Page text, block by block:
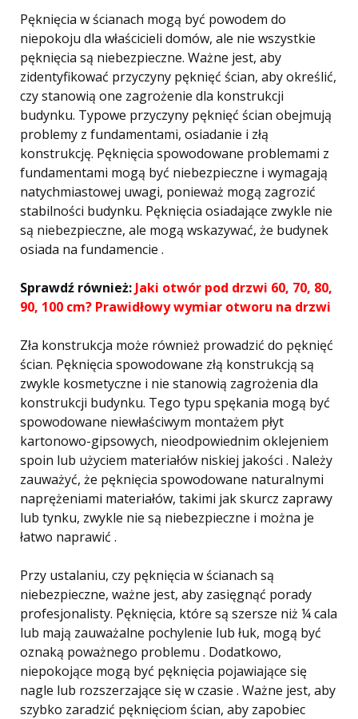
Pęknięcia w ścianach mogą być powodem do
niepokoju dla właścicieli domów, ale nie wszystkie
pęknięcia są niebezpieczne. Ważne jest, aby
zidentyfikować przyczyny pęknięć ścian, aby określić,
czy stanowią one zagrożenie dla konstrukcji
budynku. Typowe przyczyny pęknięć ścian obejmują
problemy z fundamentami, osiadanie i złą
konstrukcję. Pęknięcia spowodowane problemami z
fundamentami mogą być niebezpieczne i wymagają
natychmiastowej uwagi, ponieważ mogą zagrozić
stabilności budynku. Pęknięcia osiadające zwykle nie
są niebezpieczne, ale mogą wskazywać, że budynek
osiada na fundamencie .
Sprawdź również: Jaki otwór pod drzwi 60, 70, 80,
90, 100 cm? Prawidłowy wymiar otworu na drzwi
Zła konstrukcja może również prowadzić do pęknięć
ścian. Pęknięcia spowodowane złą konstrukcją są
zwykle kosmetyczne i nie stanowią zagrożenia dla
konstrukcji budynku. Tego typu spękania mogą być
spowodowane niewłaściwym montażem płyt
kartonowo-gipsowych, nieodpowiednim oklejeniem
spoin lub użyciem materiałów niskiej jakości . Należy
zauważyć, że pęknięcia spowodowane naturalnymi
naprężeniami materiałów, takimi jak skurcz zaprawy
lub tynku, zwykle nie są niebezpieczne i można je
łatwo naprawić .
Przy ustalaniu, czy pęknięcia w ścianach są
niebezpieczne, ważne jest, aby zasięgnąć porady
profesjonalisty. Pęknięcia, które są szersze niż ¼ cala
lub mają zauważalne pochylenie lub łuk, mogą być
oznaką poważnego problemu . Dodatkowo,
niepokojące mogą być pęknięcia pojawiające się
nagle lub rozszerzające się w czasie . Ważne jest, aby
szybko zaradzić pęknięciom ścian, aby zapobiec